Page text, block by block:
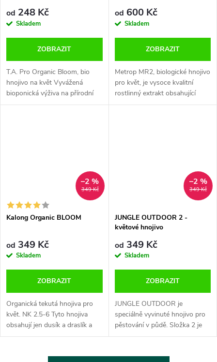
od 248 Kč
Skladem
ZOBRAZIT
T.A. Pro Organic Bloom, bio
hnojivo na květ Vyvážená
bioponická výživa na přírodní
bázi, T.A. Pro Organic Bloom,
od 600 Kč
Skladem
ZOBRAZIT
Metrop MR2, biologické hnojivo
pro květ, je vysoce kvalitní
rostlinný extrakt obsahující
všechny makro a mikro složky
349 Kč
–2 %
Kalong Organic BLOOM
od 349 Kč
Skladem
ZOBRAZIT
Organická tekutá hnojiva pro
květ. NK 2.5-6 Tyto hnojiva
obsahují jen dusík a draslík a
nejlepšího výsledku se dosáhne,
práškem Guanokalong...
349 Kč
–2 %
JUNGLE OUTDOOR 2 -
květové hnojivo
od 349 Kč
Skladem
ZOBRAZIT
JUNGLE OUTDOOR je
speciálně vyvinuté hnojivo pro
pěstování v půdě. Složka 2 je
určená pro fázi květu. • vysoce
hnojiva pro ideální růst a květ •